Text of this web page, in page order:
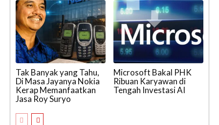
Tak Banyak yang Tahu,
Di Masa Jayanya Nokia
Kerap Memanfaatkan
Jasa Roy Suryo
Microsoft Bakal PHK
Ribuan Karyawan di
Tengah Investasi AI